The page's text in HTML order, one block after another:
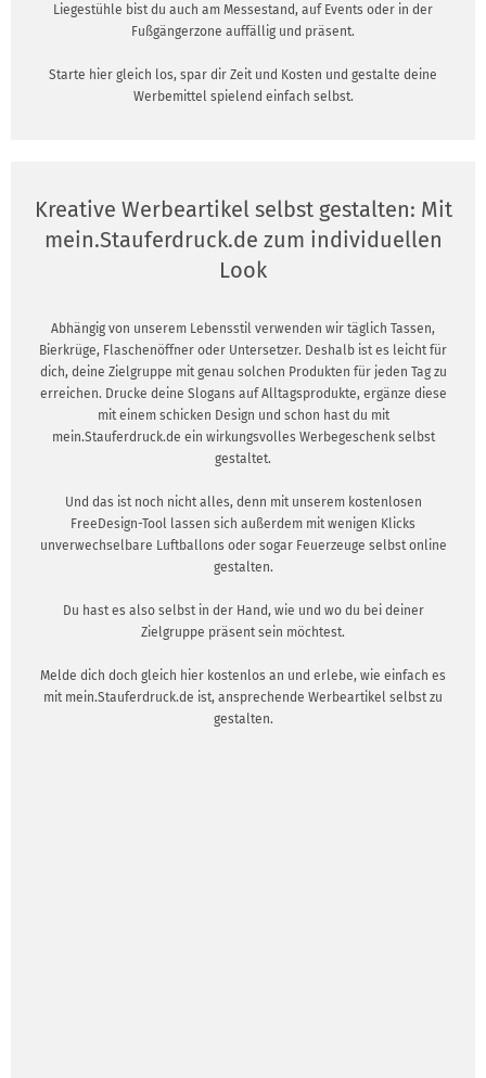
Liegestühle bist du auch am Messestand, auf Events oder in der
Fußgängerzone auffällig und präsent.
Starte hier gleich los, spar dir Zeit und Kosten und gestalte deine
Werbemittel spielend einfach selbst.
Kreative Werbeartikel selbst gestalten: Mit
mein.Stauferdruck.de zum individuellen
Look
Abhängig von unserem Lebensstil verwenden wir täglich Tassen,
Bierkrüge, Flaschenöffner oder Untersetzer. Deshalb ist es leicht für
dich, deine Zielgruppe mit genau solchen Produkten für jeden Tag zu
erreichen. Drucke deine Slogans auf Alltagsprodukte, ergänze diese
mit einem schicken Design und schon hast du mit
mein.Stauferdruck.de ein wirkungsvolles Werbegeschenk selbst
gestaltet.
Und das ist noch nicht alles, denn mit unserem kostenlosen
FreeDesign-Tool lassen sich außerdem mit wenigen Klicks
unverwechselbare Luftballons oder sogar Feuerzeuge selbst online
gestalten.
Du hast es also selbst in der Hand, wie und wo du bei deiner
Zielgruppe präsent sein möchtest.
Melde dich doch gleich hier kostenlos an und erlebe, wie einfach es
mit mein.Stauferdruck.de ist, ansprechende Werbeartikel selbst zu
gestalten.